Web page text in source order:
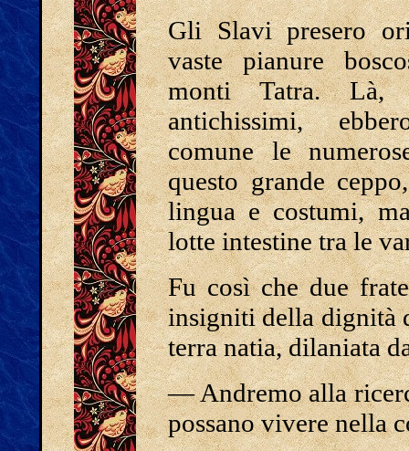
Gli Slavi presero
vaste pianure
monti Tatra. Là,
antichissimi,
comune le
questo grande
lingua e costumi,
lotte intestine tra le
Fu così che due
insigniti della dignità
terra natia, dilaniata
― Andremo alla
possano vivere nella